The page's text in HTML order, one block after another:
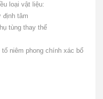
loại vật liệu:
định tâm
tùng thay thế
niêm phong chính xác bổ